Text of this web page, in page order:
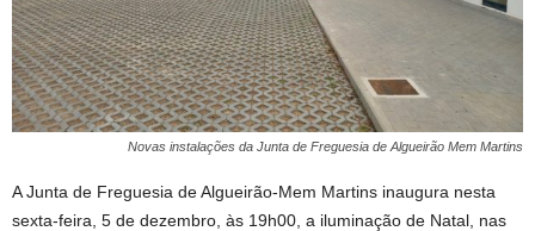
Novas instalações da Junta de Freguesia de Algueirão Mem Martins
A Junta de Freguesia de Algueirão-Mem Martins inaugura nesta
sexta-feira, 5 de dezembro, às 19h00, a iluminação de Natal, nas